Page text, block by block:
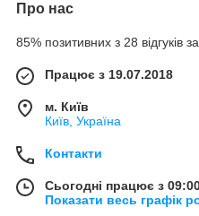
Про нас
85% позитивних з 28 відгуків за
Працює з 19.07.2018
м. Київ
Київ, Україна
Контакти
Сьогодні працює з
Показати весь графік